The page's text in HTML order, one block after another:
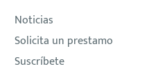
Noticias
Solicita un prestamo
Suscríbete